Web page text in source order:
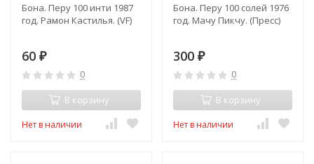
Бона. Перу 100 инти 1987
год. Рамон Кастилья. (VF)
60 ₽
0
В корзину
Нет в наличии
Бона. Перу 100 солей 1976
год. Мачу Пикчу. (Пресс)
300 ₽
0
В корзину
Нет в наличии